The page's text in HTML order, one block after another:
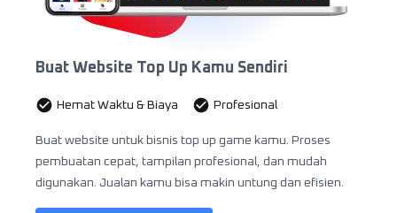
Buat Website Top Up Kamu Sendiri
Hemat Waktu & Biaya Profesional
Buat website untuk bisnis top up game kamu. Proses
pembuatan cepat, tampilan profesional, dan mudah
digunakan. Jualan kamu bisa makin untung dan efisien.